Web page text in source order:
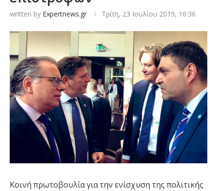
written by Expertnews.gr Τρίτη, 23 Ιουλίου 2019, 16:36
Κοινή πρωτοβουλία για την ενίσχυση της πολιτικής